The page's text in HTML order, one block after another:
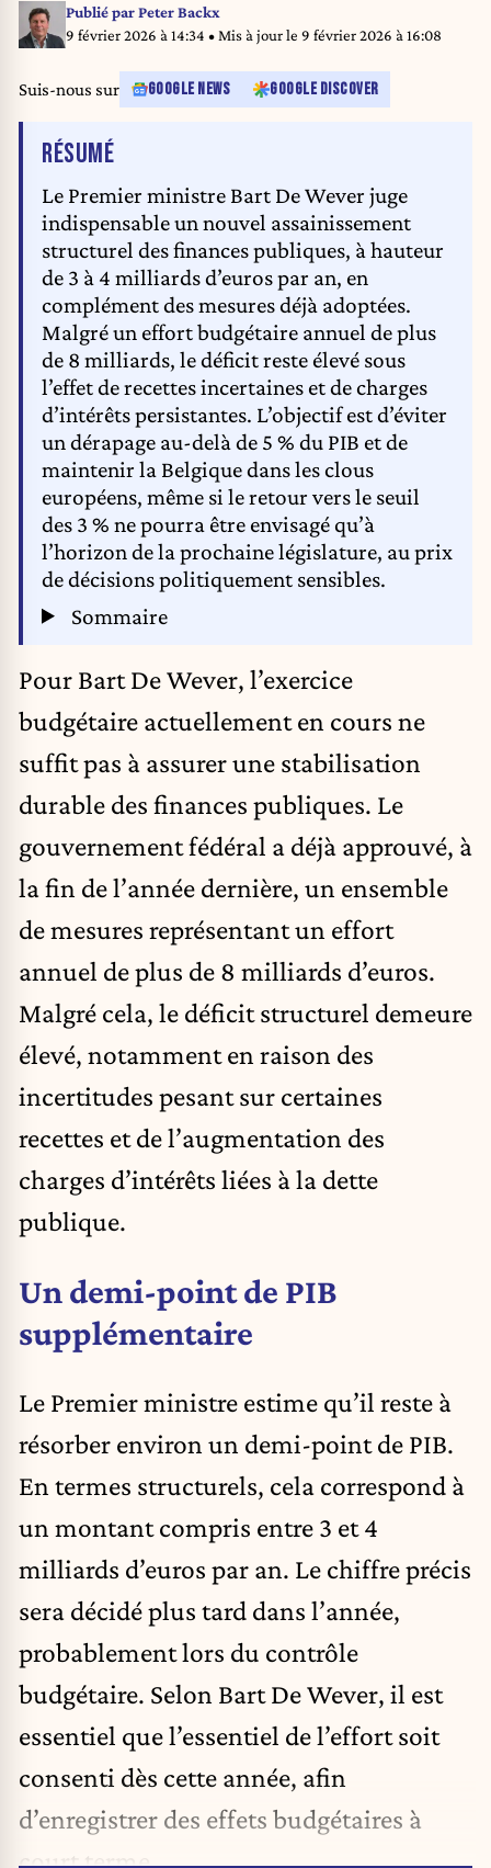
ministre Bart De Wever. 24/07/2025
Publié parPeter Backx
9 février 2026 à 14:34 • Mis à jour le 9 février 2026 à 16:08
Suis-nous sur GOOGLE NEWS GOOGLE DISCOVER
RÉSUMÉDE L'ARTICLE
Le Premier ministre Bart De Wever juge
indispensable un nouvel assainissement
structurel des finances publiques, à hauteur
de 3 à 4 milliards d’euros par an, en
complément des mesures déjà adoptées.
Malgré un effort budgétaire annuel de plus
de 8 milliards, le déficit reste élevé sous
l’effet de recettes incertaines et de charges
d’intérêts persistantes. L’objectif est d’éviter
un dérapage au-delà de 5 % du PIB et de
maintenir la Belgique dans les clous
européens, même si le retour vers le seuil
des 3 % ne pourra être envisagé qu’à
l’horizon de la prochaine législature, au prix
de décisions politiquement sensibles.
Sommaire
Pour Bart De Wever, l’exercice
budgétaire actuellement en cours ne
suffit pas à assurer une stabilisation
durable des finances publiques. Le
gouvernement fédéral a déjà approuvé, à
la fin de l’année dernière, un ensemble
de mesures représentant un effort
annuel de plus de 8 milliards d’euros.
Malgré cela, le déficit structurel demeure
élevé, notamment en raison des
incertitudes pesant sur certaines
recettes et de l’augmentation des
charges d’intérêts liées à la dette
publique.
Un demi-point de PIB
supplémentaire
Le Premier ministre estime qu’il reste à
résorber environ un demi-point de PIB.
En termes structurels, cela correspond à
un montant compris entre 3 et 4
milliards d’euros par an. Le chiffre précis
sera décidé plus tard dans l’année,
probablement lors du contrôle
budgétaire. Selon Bart De Wever, il est
essentiel que l’essentiel de l’effort soit
consenti dès cette année, afin
d’enregistrer des effets budgétaires à
court terme.